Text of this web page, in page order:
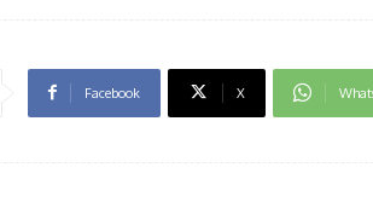
Facebook X